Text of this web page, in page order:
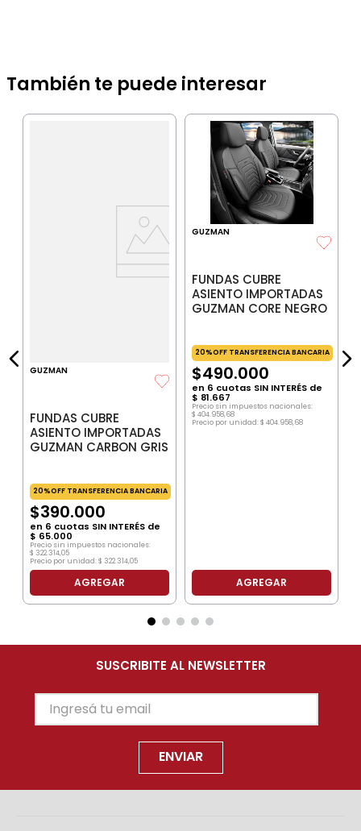
También te puede interesar
GUZMAN
FUNDAS CUBRE
ASIENTO IMPORTADAS
GUZMAN CARBON GRIS
20%OFF TRANSFERENCIA BANCARIA
$390.000
en 6 cuotas SIN INTERÉS de
$ 65.000
Precio sin impuestos nacionales:
$ 322.314,05
Precio por unidad:$ 322.314,05
AGREGAR
GUZMAN
FUNDAS CUBRE
ASIENTO IMPORTADAS
GUZMAN CORE NEGRO
20%OFF TRANSFERENCIA BANCARIA
$490.000
en 6 cuotas SIN INTERÉS de
$ 81.667
Precio sin impuestos nacionales:
$ 404.958,68
Precio por unidad:$ 404.958,68
AGREGAR
SUSCRIBITE AL NEWSLETTER
ENVIAR